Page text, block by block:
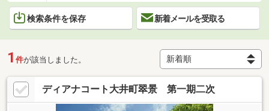
検索条件を保存 新着メールを受取る
1 件が該当しました。
ディアナコート大井町翠景 第一期二次